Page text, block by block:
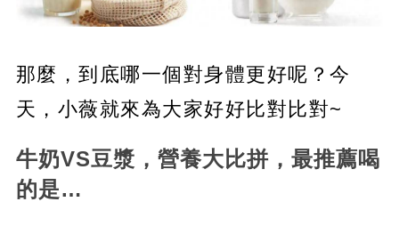
那麼，到底哪一個對身體更好呢？今
天，小薇就來為大家好好比對比對~
牛奶VS豆漿，營養大比拼，最推薦喝
的是…